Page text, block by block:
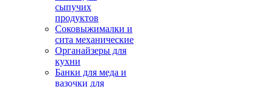
сыпучих
продуктов
Соковыжималки и
сита механические
Органайзеры для
кухни
Банки для меда и
вазочки для